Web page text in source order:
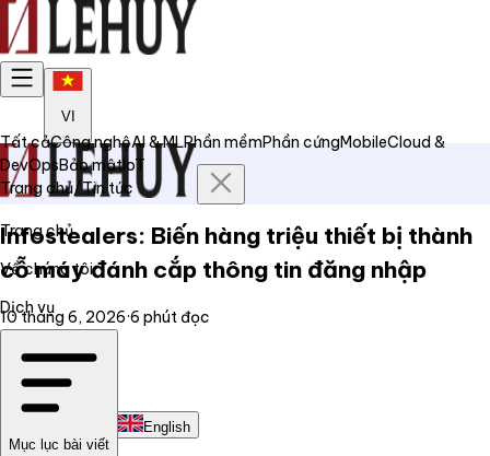
VI
Trang chủ
Về chúng tôi
Dịch vụ
Liên hệ
English
Tất cảCông nghệAI & MLPhần mềmPhần cứngMobileCloud &
DevOpsBảo mậtIoT
Trang chủ/Tin tức
Infostealers: Biến hàng triệu thiết bị thành
cỗ máy đánh cắp thông tin đăng nhập
10 tháng 6, 2026·6 phút đọc
Mục lục bài viết